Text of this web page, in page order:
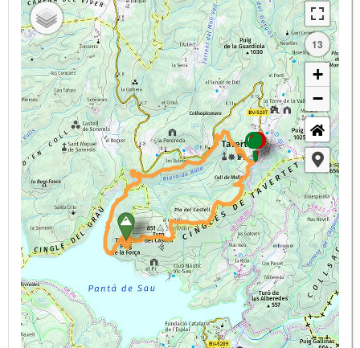
13
+
−